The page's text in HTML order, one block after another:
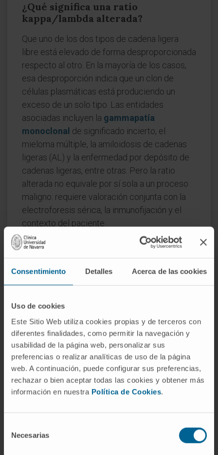
Consentimiento Detalles Acerca de las cookies
Uso de cookies
Este Sitio Web utiliza cookies propias y de terceros con
diferentes finalidades, como permitir la navegación y
usabilidad de la página web, personalizar sus
preferencias o realizar analíticas de uso de la página
web. A continuación, puede configurar sus preferencias,
rechazar o bien aceptar todas las cookies y obtener más
información en nuestra Política de Cookies.
Necesarias
¿Qué significa una ratio
kappa/lambda alterada?
Que uno de los dos tipos de cadena ligera
libre está elevado de forma desproporcionada
respecto al otro. En la mayoría de los casos,
esa desproporción indica que un clon de
células plasmáticas está produciendo un
exceso de un solo tipo. Las entidades
asociadas incluyen la gammapatía
monoclonal de significado incierto, el
mieloma múltiple, la amiloidosis de cadenas
ligeras (AL) y la enfermedad por depósito de
cadenas ligeras, entre otras. Pero la ratio
alterada no equivale por sí sola a un proceso
maligno: requiere valoración conjunta con la
electroforesis sérica, la inmunofijación y el
contexto del paciente.
¿Es mejor medir las cadenas
ligeras libres en suero o en orina?
En suero, para la mayoría de las indicaciones.
El ensayo sérico es más sensible, no requiere
recogida de orina de 24 horas y detecta
excreción urinaria es indetectable. La
proteinuria de Bence-Jones conserva utilidad
en situaciones concretas, como la
monitorización de pacientes con nefropatía
por cadenas ligeras, pero ya no es la prueba
de primera línea.
¿Se pueden tener cadenas ligeras
Sí. La insuficiencia renal, por ejemplo, reduce